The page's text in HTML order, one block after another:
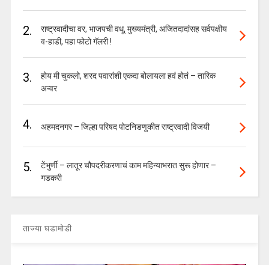
2.
राष्ट्रवादीचा वर, भाजपची वधू, मुख्यमंत्री, अजितदादांसह सर्वपक्षीय
व-हाडी, पहा फोटो गॅलरी !
3.
होय मी चुकलो, शरद पवारांशी एकदा बोलायला हवं होतं – तारिक
अन्वर
4. अहमदनगर – जिल्हा परिषद पोटनिडणुकीत राष्ट्रवादी विजयी
5.
टेंभुर्णी – लातूर चौपदरीकरणाचं काम महिन्याभरात सुरू होणार –
गडकरी
ताज्या घडामोडी